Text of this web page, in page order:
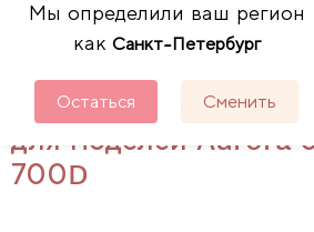
Мы определили ваш регион
как Санкт-Петербург
Остаться Сменить
Аксессуары
Мусоросборник для
для моделей Aurora
700D